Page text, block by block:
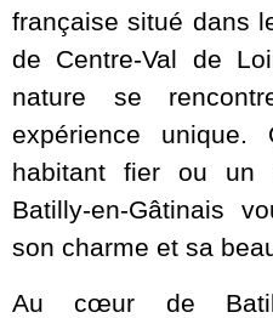
française situé dans
de Centre-Val de
nature se
expérience
habitant fier ou un
Batilly-en-Gâtinais
son charme et sa
Au cœur de